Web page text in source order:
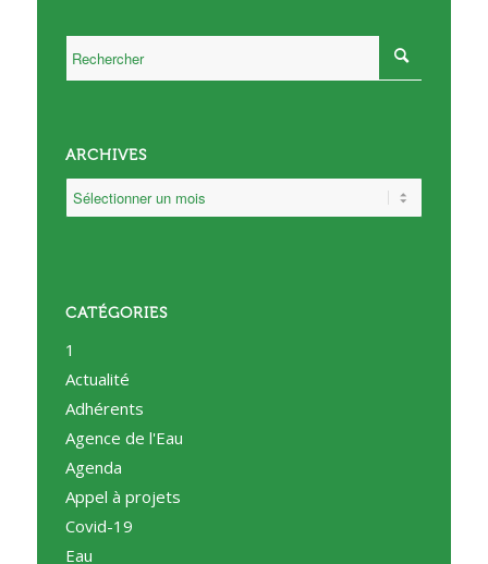
ARCHIVES
CATÉGORIES
1
Actualité
Adhérents
Agence de l'Eau
Agenda
Appel à projets
Covid-19
Eau